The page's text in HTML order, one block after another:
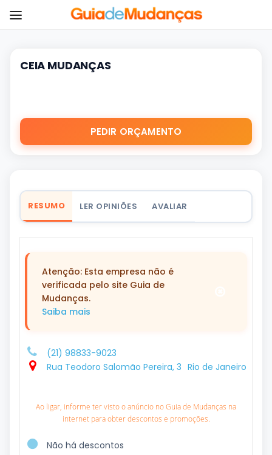
CEIA MUDANÇAS
PEDIR ORÇAMENTO
RESUMO LER OPINIÕES AVALIAR
Atenção: Esta empresa não é
verificada pelo site Guia de
Mudanças.
Saiba mais
(21) 98833-9023
Rua Teodoro Salomão Pereira, 3 Rio de Janeiro
Ao ligar, informe ter visto o anúncio no Guia de Mudanças na
internet para obter descontos e promoções.
Não há descontos